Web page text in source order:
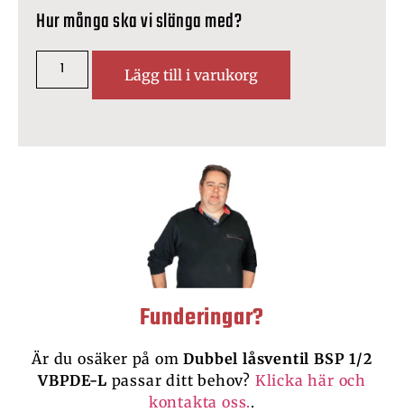
Hur många ska vi slänga med?
Lägg till i varukorg
Funderingar?
Är du osäker på om Dubbel låsventil BSP 1/2
VBPDE-L passar ditt behov? Klicka här och
kontakta oss..